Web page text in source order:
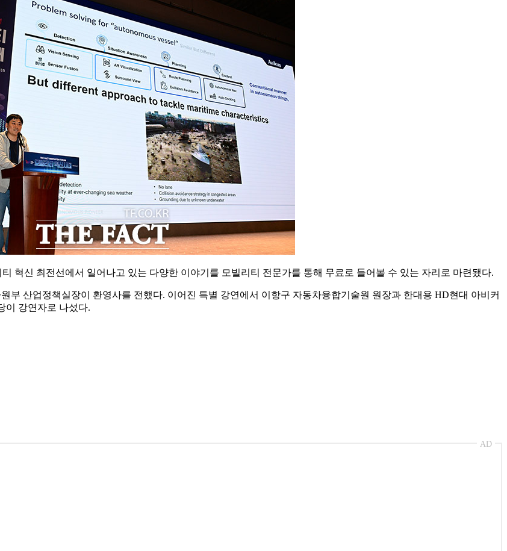
혁신 최전선에서 일어나고 있는 다양한 이야기를 모빌리티 전문가를 통해 무료로 들어볼 수 있는 자리로 마련됐다.
부 산업정책실장이 환영사를 전했다. 이어진 특별 강연에서 이항구 자동차융합기술원 원장과 한대용 HD현대 아비커
이 강연자로 나섰다.
AD